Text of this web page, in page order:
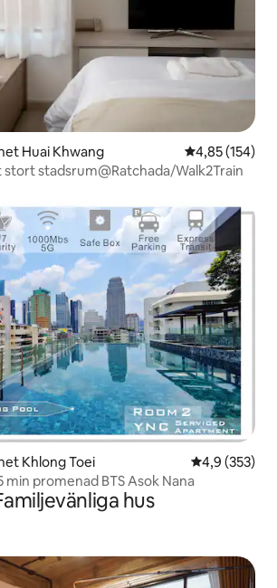
Huai Khwang 4,85 av 5 i
4,85 (154)
stort stadsrum@Ratchada/Walk2Train
Khlong Toei 4,9 av 5 i
4,9 (353)
min promenad BTS Asok Nana
hus